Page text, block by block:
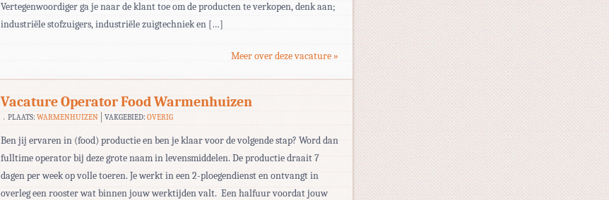
Vertegenwoordiger ga je naar de klant toe om de producten te verkopen, denk aan;
industriële stofzuigers, industriële zuigtechniek en […]
Meer over deze vacature »
Vacature Operator Food Warmenhuizen
PLAATS: WARMENHUIZEN VAKGEBIED:OVERIG
Ben jij ervaren in (food) productie en ben je klaar voor de volgende stap? Word dan
fulltime operator bij deze grote naam in levensmiddelen. De productie draait 7
dagen per week op volle toeren. Je werkt in een 2-ploegendienst en ontvangt in
overleg een rooster wat binnen jouw werktijden valt. Een halfuur voordat jouw